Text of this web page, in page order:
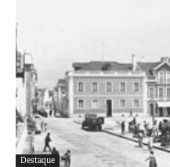
Destaque